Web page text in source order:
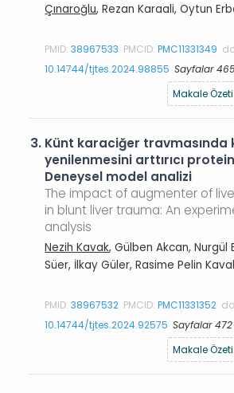
Çınaroğlu, Rezan Karaali, Oytun
PMID:38967533 PMCID:PMC11331349
10.14744/tjtes.2024.98855 Sayfalar
Makale Özeti
3. Künt karaciğer travmasında
yenilenmesini arttırıcı
Deneysel model analizi
The impact of augmenter of
in blunt liver trauma: An
analysis
Nezih Kavak, Gülben Akcan, Nurgül
Süer, İlkay Güler, Rasime Pelin
PMID:38967532 PMCID:PMC11331352
10.14744/tjtes.2024.92575 Sayfalar
Makale Özeti